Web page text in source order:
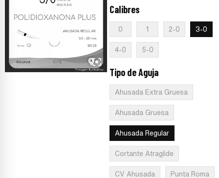
Calibres
0 1 2-0 3-0
4-0 5-0
Tipo de Aguja
Ahusada Extra Gruesa
Ahusada Gruesa
Ahusada Regular
Cortante Atraglide
CV Ahusada Punta Roma